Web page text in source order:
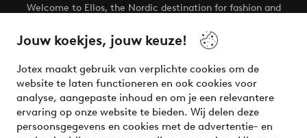
Jouw koekjes, jouw keuze!
Jotex maakt gebruik van verplichte cookies om de
website te laten functioneren en ook cookies voor
analyse, aangepaste inhoud en om je een relevantere
ervaring op onze website te bieden. Wij delen deze
persoonsgegevens en cookies met de advertentie- en
Welcome to Ellos, the Nordic destination for fashion and
your wardrobe. Your next inspiring look is here!